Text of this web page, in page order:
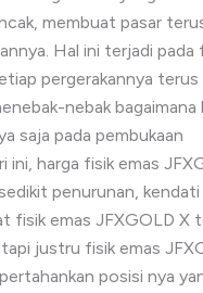
membuat pasar
Hal ini terjadi pada
pergerakannya
nebak bagaimana
saja pada pembukaan
ini, harga fisik emas
penurunan, kendati
fisik emas JFXGOLD X
justru fisik emas
posisi nya